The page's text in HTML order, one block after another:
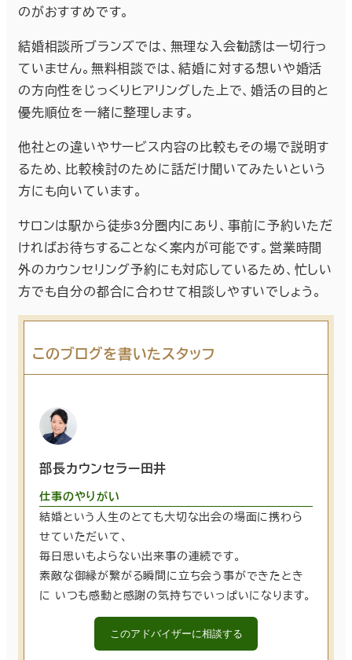
のがおすすめです。
結婚相談所ブランズでは、無理な入会勧誘は一切行っ
ていません。無料相談では、結婚に対する想いや婚活
の方向性をじっくりヒアリングした上で、婚活の目的と
優先順位を一緒に整理します。
他社との違いやサービス内容の比較もその場で説明す
るため、比較検討のために話だけ聞いてみたいという
方にも向いています。
サロンは駅から徒歩3分圏内にあり、事前に予約いただ
ければお待ちすることなく案内が可能です。営業時間
外のカウンセリング予約にも対応しているため、忙しい
方でも自分の都合に合わせて相談しやすいでしょう。
このブログを書いたスタッフ
部長カウンセラー田井
仕事のやりがい
結婚という人生のとても大切な出会の場面に携わら
せていただいて、
毎日思いもよらない出来事の連続です。
素敵な御縁が繋がる瞬間に立ち会う事ができたとき
に いつも感動と感謝の気持ちでいっぱいになります。
このアドバイザーに相談する